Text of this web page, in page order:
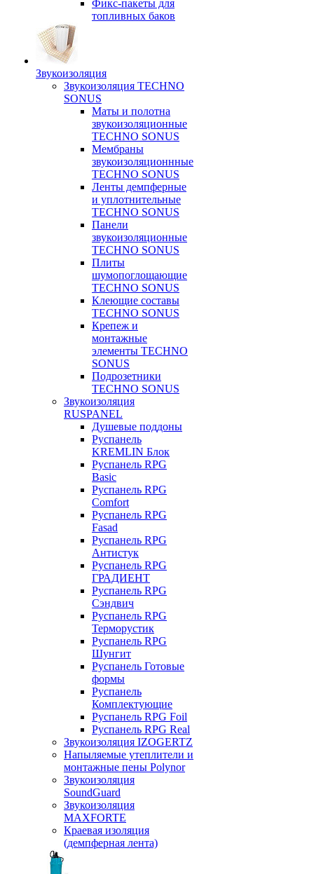
Фикс-пакеты для
топливных баков
Звукоизоляция
Звукоизоляция TECHNO
SONUS
Маты и полотна
звукоизоляционные
TECHNO SONUS
Мембраны
звукоизоляционнные
TECHNO SONUS
Ленты демпферные
и уплотнительные
TECHNO SONUS
Панели
звукоизоляционные
TECHNO SONUS
Плиты
шумопоглощающие
TECHNO SONUS
Клеющие составы
TECHNO SONUS
Крепеж и
монтажные
элементы TECHNO
SONUS
Подрозетники
TECHNO SONUS
Звукоизоляция
RUSPANEL
Душевые поддоны
Руспанель
KREMLIN Блок
Руспанель RPG
Basic
Руспанель RPG
Comfort
Руспанель RPG
Fasad
Руспанель RPG
Антистук
Руспанель RPG
ГРАДИЕНТ
Руспанель RPG
Сэндвич
Руспанель RPG
Терморустик
Руспанель RPG
Шунгит
Руспанель Готовые
формы
Руспанель
Комплектующие
Руспанель RPG Foil
Руспанель RPG Real
Звукоизоляция IZOGERTZ
Напыляемые утеплители и
монтажные пены Polynor
Звукоизоляция
SoundGuard
Звукоизоляция
MAXFORTE
Краевая изоляция
(демпферная лента)